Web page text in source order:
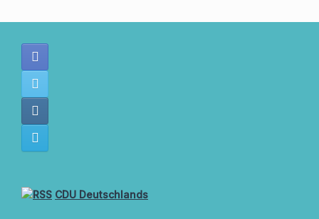
CDU Deutschlands